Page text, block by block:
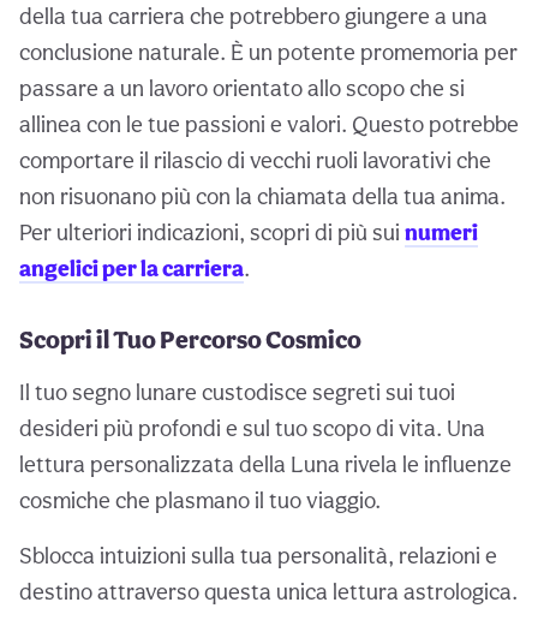
della tua carriera che potrebbero giungere a una
conclusione naturale. È un potente promemoria per
passare a un lavoro orientato allo scopo che si
allinea con le tue passioni e valori. Questo potrebbe
comportare il rilascio di vecchi ruoli lavorativi che
non risuonano più con la chiamata della tua anima.
Per ulteriori indicazioni, scopri di più sui numeri
angelici per la carriera.
Scopri il Tuo Percorso Cosmico
Il tuo segno lunare custodisce segreti sui tuoi
desideri più profondi e sul tuo scopo di vita. Una
lettura personalizzata della Luna rivela le influenze
cosmiche che plasmano il tuo viaggio.
Sblocca intuizioni sulla tua personalità, relazioni e
destino attraverso questa unica lettura astrologica.